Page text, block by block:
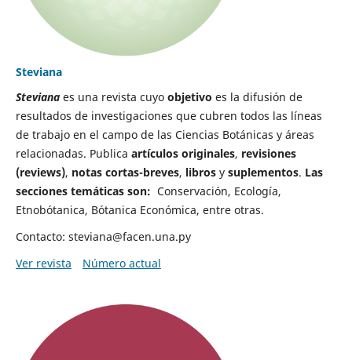
Steviana
Stevianaes una revista cuyo objetivo es la difusión de
resultados de investigaciones que cubren todos las líneas
de trabajo en el campo de las Ciencias Botánicas y áreas
relacionadas. Publica artículos originales, revisiones
(reviews), notas cortas-breves, librosy suplementos. Las
secciones temáticas son: Conservación, Ecología,
Etnobótanica, Bótanica Económica, entre otras.
Contacto: steviana@facen.una.py
Ver revista
Número actual